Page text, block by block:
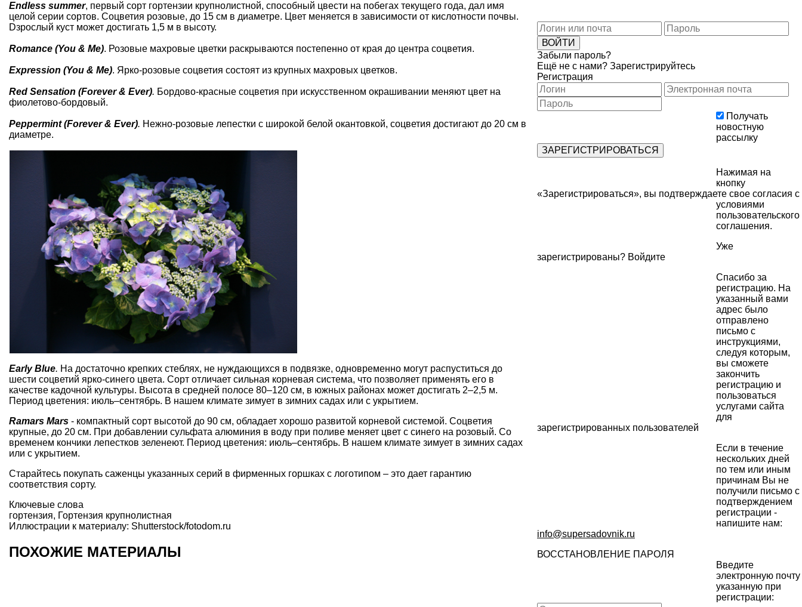
Endless summer, первый сорт гортензии крупнолистной, способный цвести на побегах текущего года, дал имя
целой серии сортов. Cоцветия розовые, до 15 см в диаметре. Цвет меняется в зависимости от кислотности почвы.
Dзрослый куст может достигать 1,5 м в высоту.
Romance (You & Me). Розовые махровые цветки раскрываются постепенно от края до центра соцветия.
Expression (You & Me). Ярко-розовые соцветия состоят из крупных махровых цветков.
Red Sensation (Forever & Ever). Бордово-красные соцветия при искусственном окрашивании меняют цвет на
фиолетово-бордовый.
Peppermint (Forever & Ever). Нежно-розовые лепестки с широкой белой окантовкой, соцветия достигают до 20 см в
диаметре.
Early Blue. На достаточно крепких стеблях, не нуждающихся в подвязке, одновременно могут распуститься до
шести соцветий ярко-синего цвета. Сорт отличает сильная корневая система, что позволяет применять его в
качестве кадочной культуры. Высота в средней полосе 80–120 см, в южных районах может достигать 2–2,5 м.
Период цветения: июль–сентябрь. В нашем климате зимует в зимних садах или с укрытием.
Ramars Mars - компактный сорт высотой до 90 см, обладает хорошо развитой корневой системой. Соцветия
крупные, до 20 см. При добавлении сульфата алюминия в воду при поливе меняет цвет с синего на розовый. Со
временем кончики лепестков зеленеют. Период цветения: июль–сентябрь. В нашем климате зимует в зимних садах
или с укрытием.
Старайтесь покупать саженцы указанных серий в фирменных горшках с логотипом – это дает гарантию
соответствия сорту.
Ключевые слова
гортензия, Гортензия крупнолистная
Иллюстрации к материалу: Shutterstock/fotodom.ru
ПОХОЖИЕ МАТЕРИАЛЫ
Забыли пароль?
Ещё не с нами? Зарегистрируйтесь
Регистрация
Получать
новостную
рассылку
Нажимая на
кнопку
«Зарегистрироваться», вы подтверждаете свое согласия с
условиями
пользовательского
соглашения.
Уже
зарегистрированы? Войдите
Спасибо за
регистрацию. На
указанный вами
адрес было
отправлено
письмо с
инструкциями,
следуя которым,
вы сможете
закончить
регистрацию и
пользоваться
услугами сайта
для
зарегистрированных пользователей
Если в течение
нескольких дней
по тем или иным
причинам Вы не
получили письмо с
подтверждением
регистрации -
напишите нам:
info@supersadovnik.ru
ВОССТАНОВЛЕНИЕ ПАРОЛЯ
Введите
электронную почту
указанную при
регистрации: